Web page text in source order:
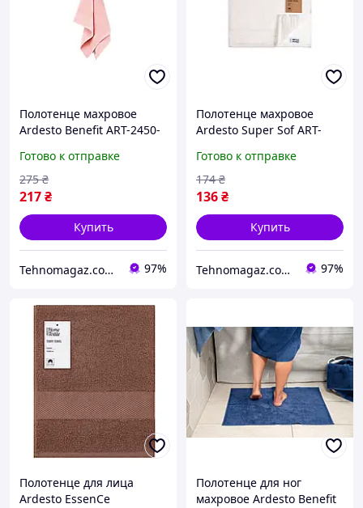
Полотенце махровое
Ardesto Benefit ART-2450-
Готово к отправке
217₴
275 ₴
Купить
Tehnomagaz.com.ua - это передовой интернет-магазин, специализирующийся на продаже техники 97%
Полотенце махровое
Ardesto Super Sof ART-
Готово к отправке
136₴
174 ₴
Купить
Tehnomagaz.com.ua - это передовой интернет-магазин, специализирующийся на продаже техники 97%
Полотенце для лица
Ardesto EssenСe
Полотенце для ног
махровое Ardesto Benefit